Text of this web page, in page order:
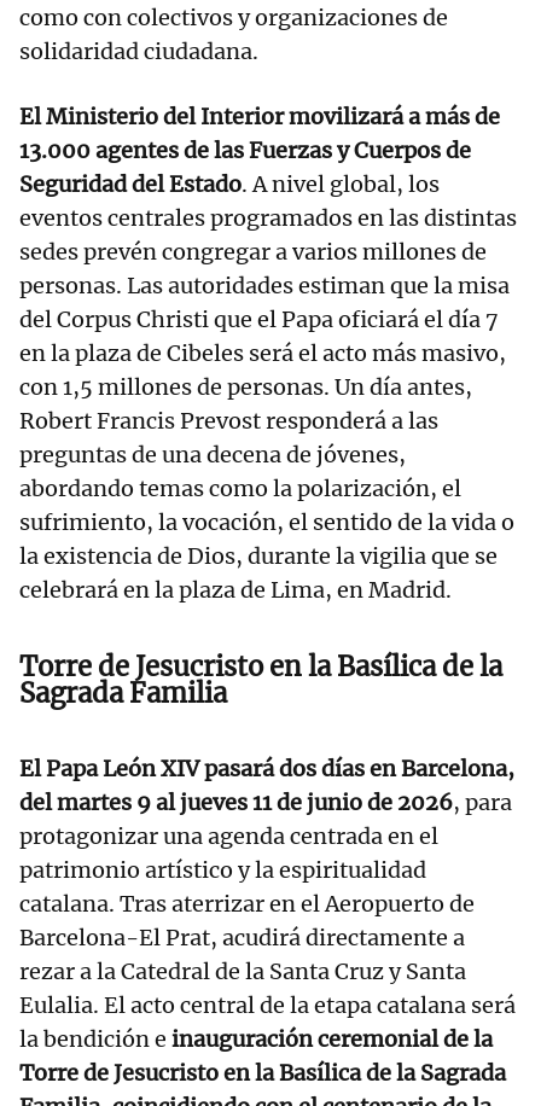
como con colectivos y organizaciones de
solidaridad ciudadana.
El Ministerio del Interior movilizará a más de
13.000 agentes de las Fuerzas y Cuerpos de
Seguridad del Estado. A nivel global, los
eventos centrales programados en las distintas
sedes prevén congregar a varios millones de
personas. Las autoridades estiman que la misa
del Corpus Christi que el Papa oficiará el día 7
en la plaza de Cibeles será el acto más masivo,
con 1,5 millones de personas. Un día antes,
Robert Francis Prevost responderá a las
preguntas de una decena de jóvenes,
abordando temas como la polarización, el
sufrimiento, la vocación, el sentido de la vida o
la existencia de Dios, durante la vigilia que se
celebrará en la plaza de Lima, en Madrid.
Torre de Jesucristo en la Basílica de la
Sagrada Familia
El Papa León XIV pasará dos días en Barcelona,
del martes 9 al jueves 11 de junio de 2026, para
protagonizar una agenda centrada en el
patrimonio artístico y la espiritualidad
catalana. Tras aterrizar en el Aeropuerto de
Barcelona-El Prat, acudirá directamente a
rezar a la Catedral de la Santa Cruz y Santa
Eulalia. El acto central de la etapa catalana será
la bendición e inauguración ceremonial de la
Torre de Jesucristo en la Basílica de la Sagrada